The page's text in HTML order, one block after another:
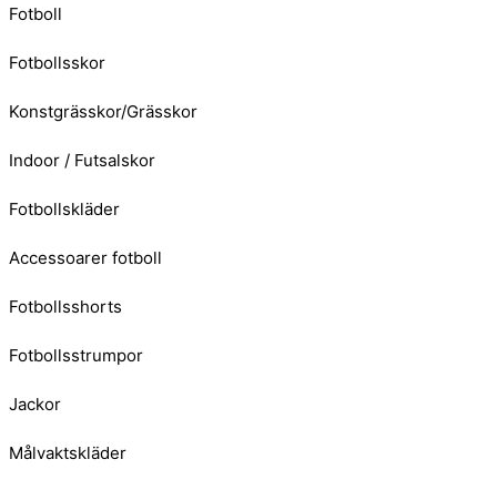
Fotboll
Fotbollsskor
Konstgrässkor/Grässkor
Indoor / Futsalskor
Fotbollskläder
Accessoarer fotboll
Fotbollsshorts
Fotbollsstrumpor
Jackor
Målvaktskläder